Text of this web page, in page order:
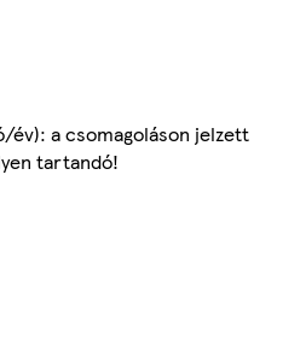
a csomagoláson jelzett
tartandó!